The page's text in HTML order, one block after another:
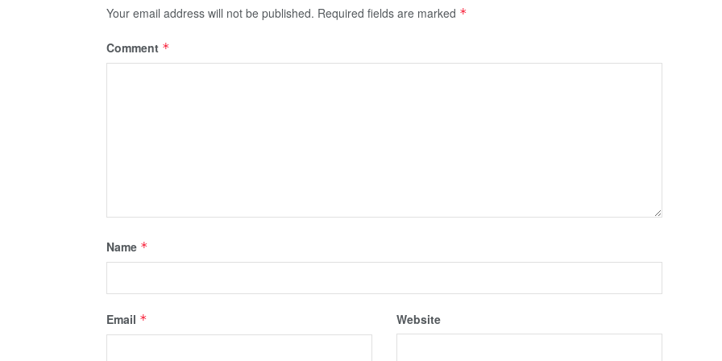
Your email address will not be published. Required fields are marked *
Comment *
Name *
Email * Website